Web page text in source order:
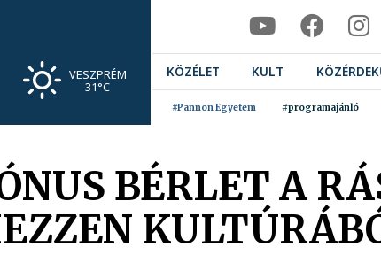
VESZPRÉM
31°C
KÖZÉLET KULT
#Pannon Egyetem #programajánló
BÉRLET A